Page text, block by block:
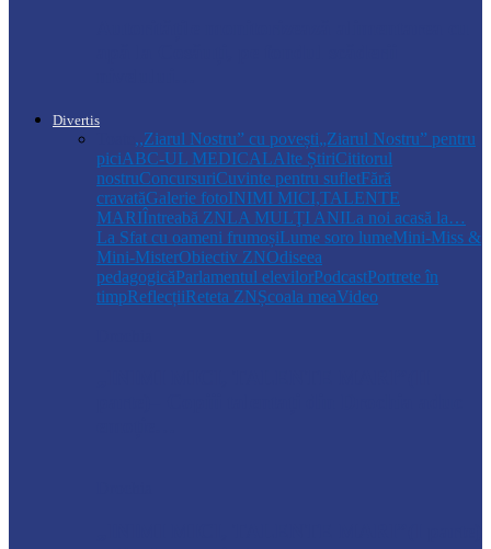
Divertis
,,Ziarul Nostru” cu povești„Ziarul Nostru” pentru
piciABC-UL MEDICALAlte ȘtiriCititorul
nostruConcursuriCuvinte pentru sufletFără
cravatăGalerie fotoINIMI MICI,TALENTE
MARIÎntreabă ZNLA MULŢI ANILa noi acasă la…
La Sfat cu oameni frumoșiLume soro lumeMini-Miss &
Mini-MisterObiectiv ZNOdiseea
pedagogicăParlamentul elevilorPodcastPortrete în
timpReflecțiiReteta ZNȘcoala meaVideo